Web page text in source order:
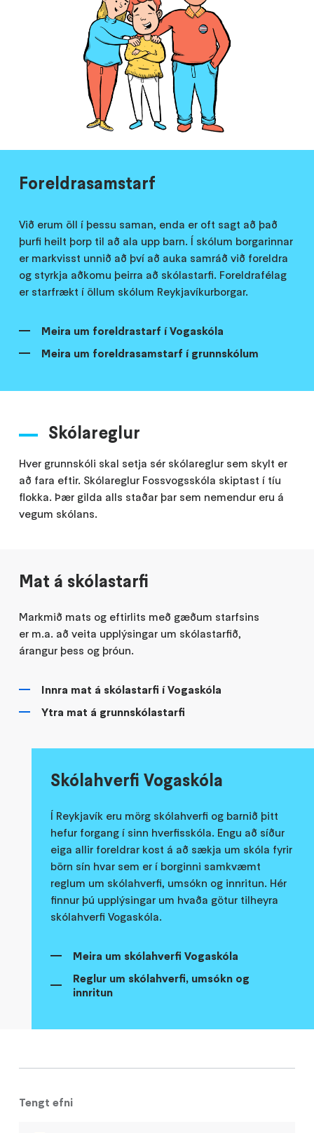
Foreldrasamstarf
Við erum öll í þessu saman, enda er oft sagt að það
þurfi heilt þorp til að ala upp barn. Í skólum borgarinnar
er markvisst unnið að því að auka samráð við foreldra
og styrkja aðkomu þeirra að skólastarfi. Foreldrafélag
er starfrækt í öllum skólum Reykjavíkurborgar.
Meira um foreldrastarf í Vogaskóla
Meira um foreldrasamstarf í grunnskólum
Skólareglur
Hver grunnskóli skal setja sér skólareglur sem skylt er
að fara eftir. Skólareglur Fossvogsskóla skiptast í tíu
flokka. Þær gilda alls staðar þar sem nemendur eru á
vegum skólans.
Mat á skólastarfi
Markmið mats og eftirlits með gæðum starfsins
er m.a. að veita upplýsingar um skólastarfið,
árangur þess og þróun.
Innra mat á skólastarfi í Vogaskóla
Ytra mat á grunnskólastarfi
Skólahverfi Vogaskóla
Í Reykjavík eru mörg skólahverfi og barnið þitt
hefur forgang í sinn hverfisskóla. Engu að síður
eiga allir foreldrar kost á að sækja um skóla fyrir
börn sín hvar sem er í borginni samkvæmt
reglum um skólahverfi, umsókn og innritun. Hér
finnur þú upplýsingar um hvaða götur tilheyra
skólahverfi Vogaskóla.
Meira um skólahverfi Vogaskóla
Reglur um skólahverfi, umsókn og
innritun
Tengt efni